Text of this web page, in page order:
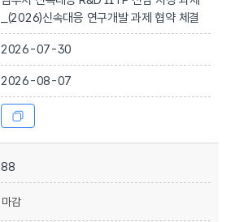
_(2026)신속대응 연구개발 과제 협약 체결
2026-07-30
2026-08-07
88
마감